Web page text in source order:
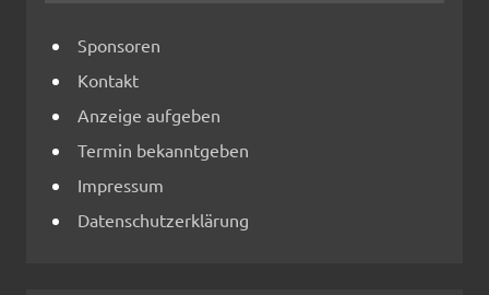
Sponsoren
Kontakt
Anzeige aufgeben
Termin bekanntgeben
Impressum
Datenschutzerklärung